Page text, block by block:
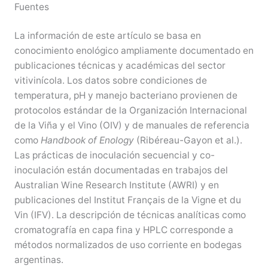
Fuentes
La información de este artículo se basa en
conocimiento enológico ampliamente documentado en
publicaciones técnicas y académicas del sector
vitivinícola. Los datos sobre condiciones de
temperatura, pH y manejo bacteriano provienen de
protocolos estándar de la Organización Internacional
de la Viña y el Vino (OIV) y de manuales de referencia
como Handbook of Enology(Ribéreau-Gayon et al.).
Las prácticas de inoculación secuencial y co-
inoculación están documentadas en trabajos del
Australian Wine Research Institute (AWRI) y en
publicaciones del Institut Français de la Vigne et du
Vin (IFV). La descripción de técnicas analíticas como
cromatografía en capa fina y HPLC corresponde a
métodos normalizados de uso corriente en bodegas
argentinas.